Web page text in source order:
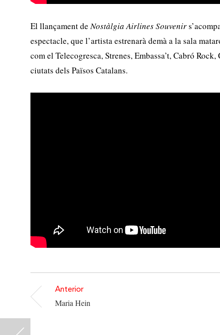
El llançament deNostàlgia Airlines Souvenir
espectacle, que l’artista estrenarà demà a la sala
com el Telecogresca, Strenes, Embassa’t, Cabró
ciutats dels Països Catalans.
Anterior
Maria Hein